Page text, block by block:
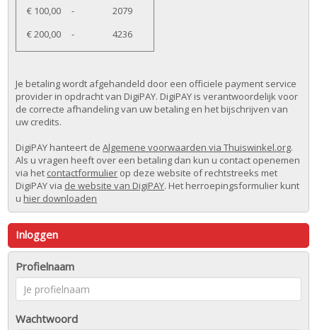
€ 100,00
-
2079
€ 200,00
- 4236
Je betaling wordt afgehandeld door een officiele payment service
provider in opdracht van DigiPAY. DigiPAY is verantwoordelijk voor
de correcte afhandeling van uw betaling en het bijschrijven van
uw credits.
DigiPAY hanteert deAlgemene voorwaarden via Thuiswinkel.org.
Als u vragen heeft over een betaling dan kun u contact openemen
via het contactformulier op deze website of rechtstreeks met
DigiPAY via de website van DigiPAY. Het herroepingsformulier kunt
u hier downloaden
Inloggen
Profielnaam
Wachtwoord